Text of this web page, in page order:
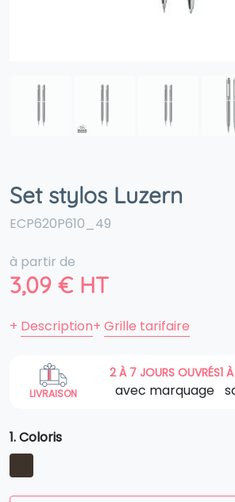
Set stylos Luzern
ECP620P610_49
à partir de
3,09 € HT
+ Description+ Grille tarifaire
LIVRAISON
2 À 7 JOURS OUVRÉS
avec marquage
1
1. Coloris